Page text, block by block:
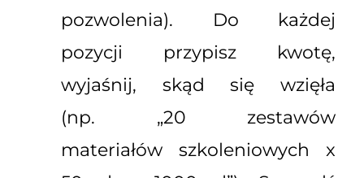
pozwolenia). Do każdej
pozycji przypisz kwotę,
wyjaśnij, skąd się wzięła
(np. „20 zestawów
materiałów szkoleniowych x